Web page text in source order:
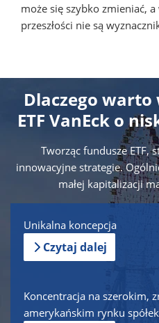
może się szybko zmieniać,
przeszłości nie są
Dlaczego
ETF VanEck o
Tworząc fundusze ETF,
innowacyjne strategie.
małej kapitalizacji
Unikalna koncepcja
Czytaj dalej
Koncentracja na szerokim,
amerykańskim rynku